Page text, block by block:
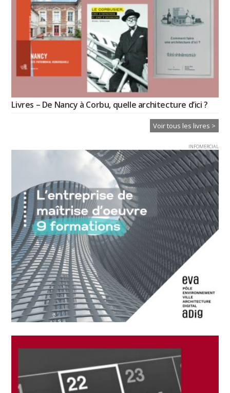
Livres – De Nancy à Corbu, quelle architecture d’ici ?
Voir tous les livres >
INFOMERCIAL